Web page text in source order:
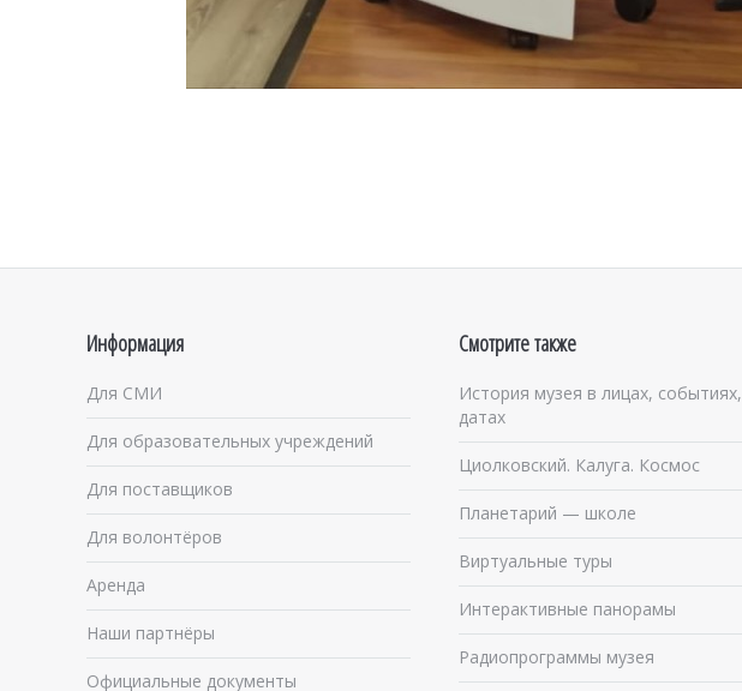
Информация
Для СМИ
Для образовательных учреждений
Для поставщиков
Для волонтёров
Аренда
Наши партнёры
Официальные документы
Смотрите также
История музея в лицах, событиях,
датах
Циолковский. Калуга. Космос
Планетарий — школе
Виртуальные туры
Интерактивные панорамы
Радиопрограммы музея